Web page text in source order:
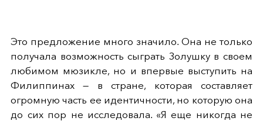
Это предложение много значило. Она не только
получала возможность сыграть Золушку в своем
любимом мюзикле, но и впервые выступить на
Филиппинах — в стране, которая составляет
огромную часть ее идентичности, но которую она
до сих пор не исследовала. «Я еще никогда не